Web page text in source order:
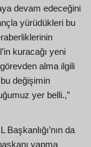
devam edeceğini
yürüdükleri bu
kuracağı yeni
alma ilgili
değişimin
yer belli.,”
da
yapma